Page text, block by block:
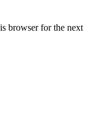
browser for the next